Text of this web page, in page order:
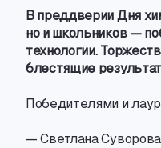
В преддверии Дня
но и школьников —
технологии.
блестящие
Победителями и
— Светлана Суворова